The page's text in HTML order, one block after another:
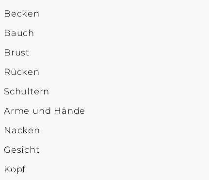
Becken
Bauch
Brust
Rücken
Schultern
Arme und Hände
Nacken
Gesicht
Kopf